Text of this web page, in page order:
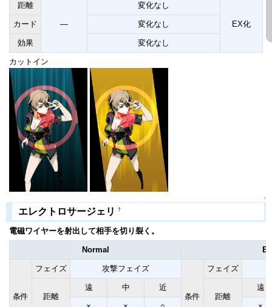
距離
―
変化なし
EX化
カード 変化なし
効果 変化なし
カットイン
↑
エレクトロサージェリ †
電磁ワイヤーを射出して相手を切り裂く。
Normal Ex
条件
フェイズ 攻撃フェイズ
条件
フェイズ
距離
遠 中
近
距離
遠